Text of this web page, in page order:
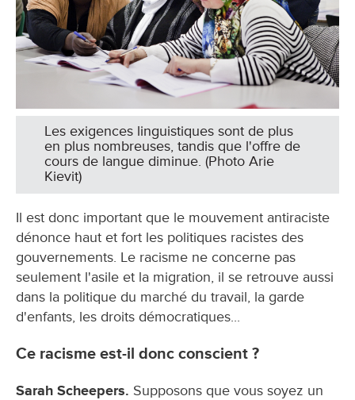
Les exigences linguistiques sont de plus
en plus nombreuses, tandis que l'offre de
cours de langue diminue. (Photo Arie
Kievit)
Il est donc important que le mouvement antiraciste
dénonce haut et fort les politiques racistes des
gouvernements. Le racisme ne concerne pas
seulement l'asile et la migration, il se retrouve aussi
dans la politique du marché du travail, la garde
d'enfants, les droits démocratiques...
Ce racisme est-il donc conscient ?
Sarah Scheepers. Supposons que vous soyez un